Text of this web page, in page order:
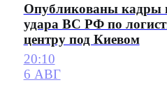
Опубликованы кадры
удара ВС РФ по
центру под Киевом
20:10
6 АВГ